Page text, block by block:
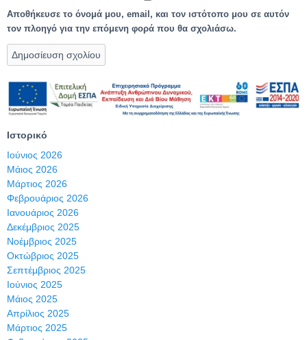
Αποθήκευσε το όνομά μου, email, και τον ιστότοπο μου σε αυτόν
τον πλοηγό για την επόμενη φορά που θα σχολιάσω.
Ιστορικό
Ιούνιος 2026
Μάιος 2026
Μάρτιος 2026
Φεβρουάριος 2026
Ιανουάριος 2026
Δεκέμβριος 2025
Νοέμβριος 2025
Οκτώβριος 2025
Σεπτέμβριος 2025
Ιούνιος 2025
Μάιος 2025
Απρίλιος 2025
Μάρτιος 2025